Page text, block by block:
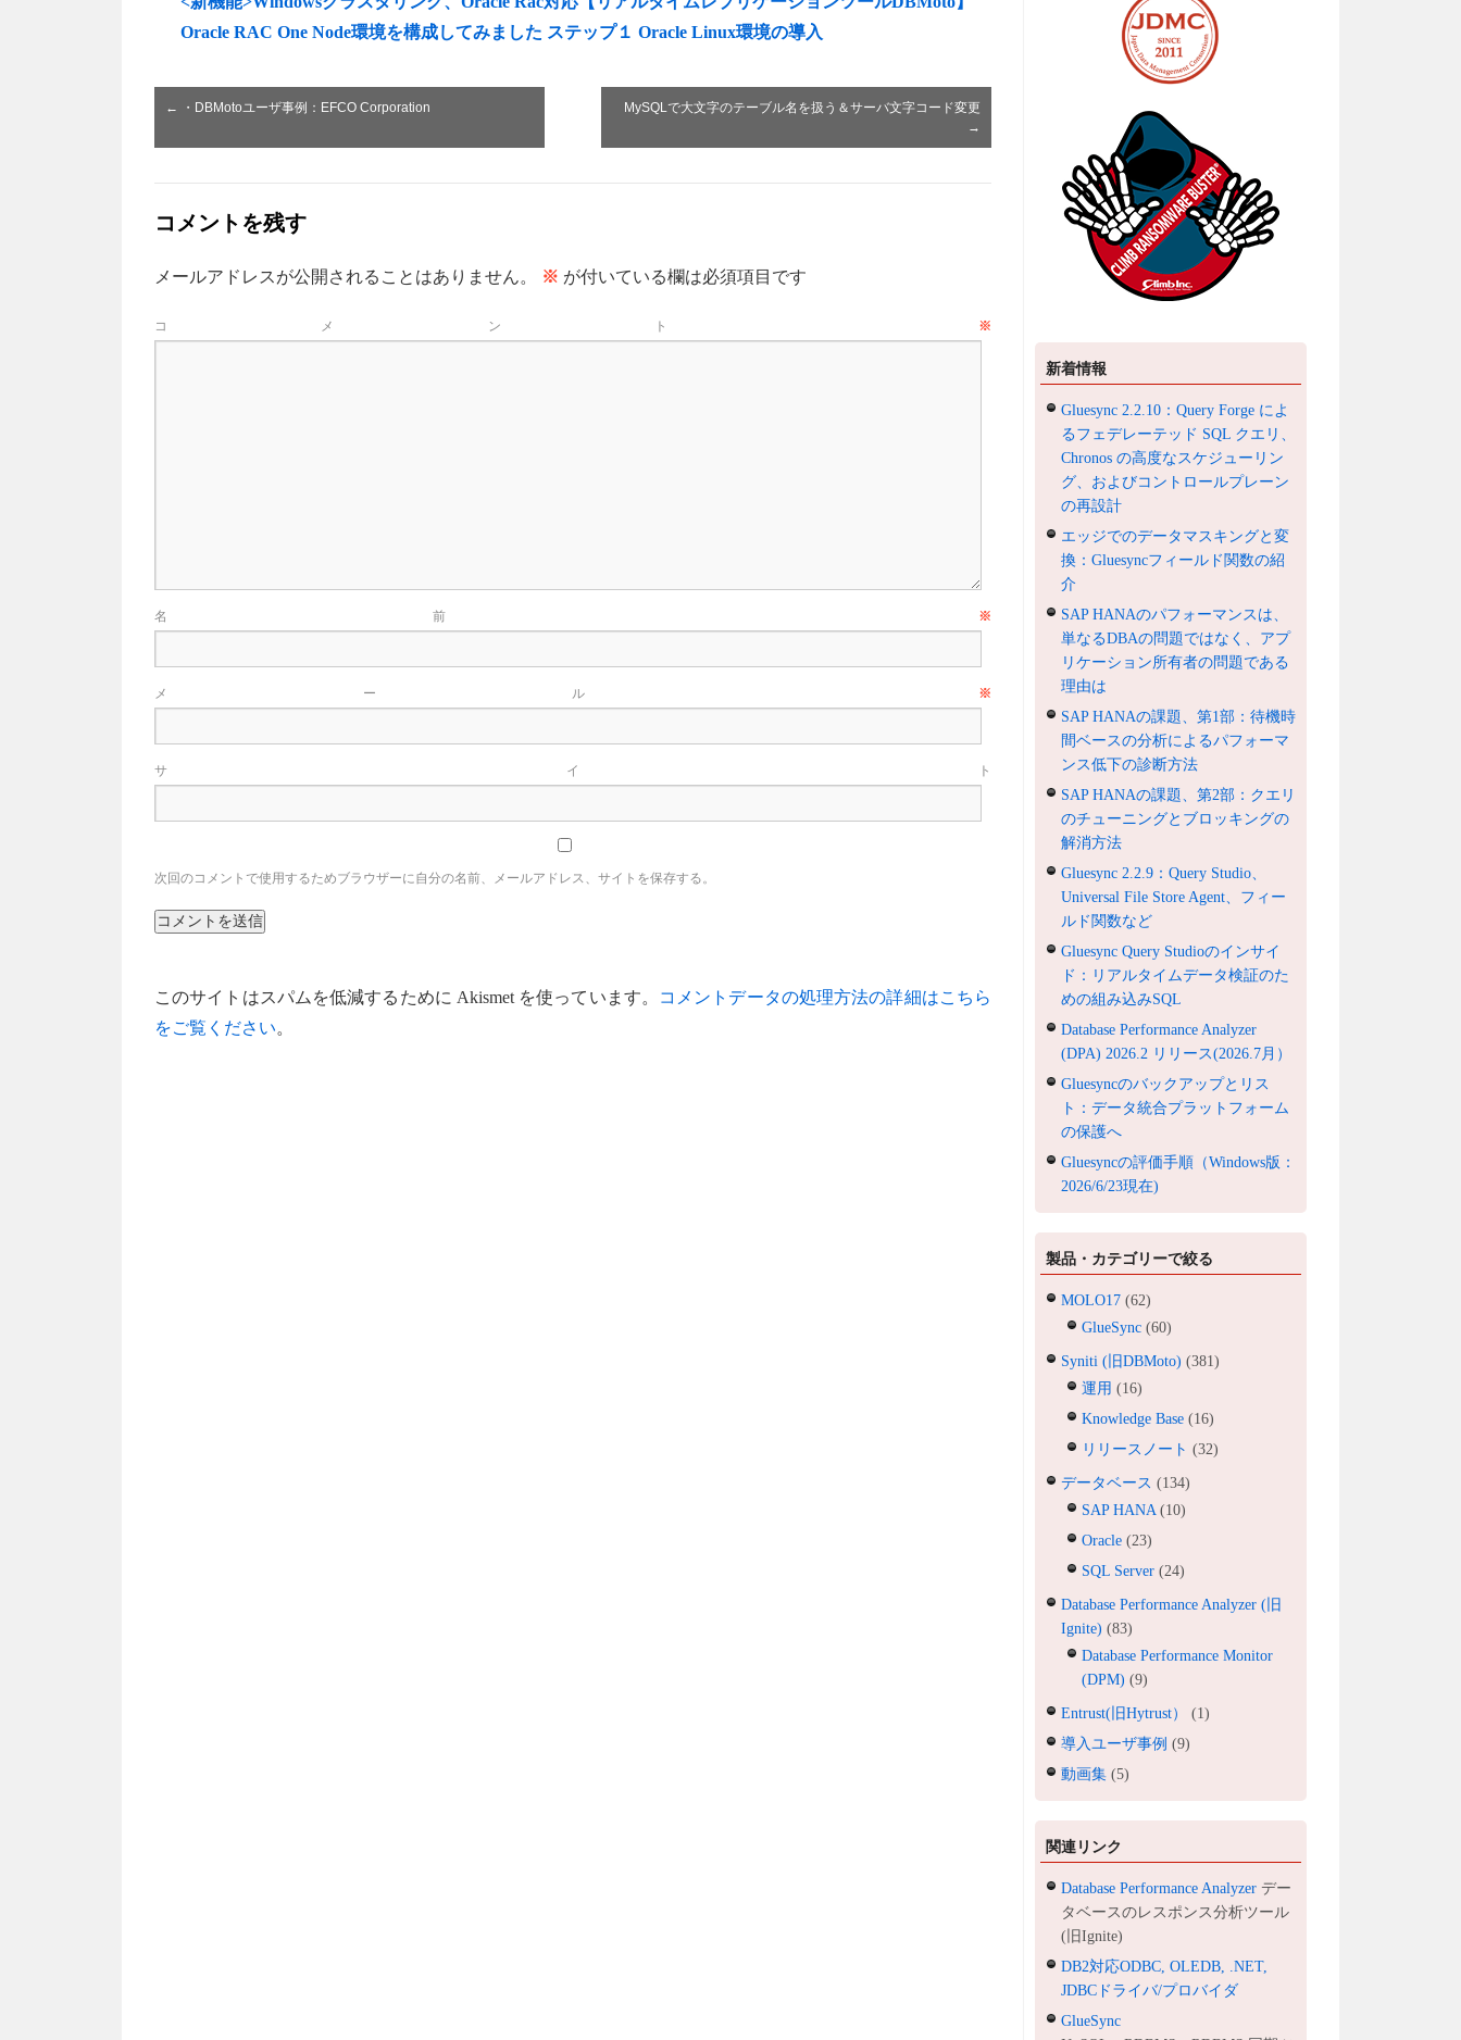
Oracle RAC One Node環境を構成してみました ステップ１ Oracle Linux環境の導入
← ・DBMotoユーザ事例：EFCO Corporation
MySQLで大文字のテーブル名を扱う＆サーバ文字コード変更
→
コメントを残す
メールアドレスが公開されることはありません。 ※ が付いている欄は必須項目です
コメント ※
名前 ※
メール ※
サイト
次回のコメントで使用するためブラウザーに自分の名前、メールアドレス、サイトを保存する。
このサイトはスパムを低減するために Akismet を使っています。
コメントデータの処理方法の詳細はこちら
をご覧ください。
新着情報
Gluesync 2.2.10：Query Forge によ
るフェデレーテッド SQL クエリ、
Chronos の高度なスケジューリン
グ、およびコントロールプレーン
の再設計
エッジでのデータマスキングと変
換：Gluesyncフィールド関数の紹
介
SAP HANAのパフォーマンスは、
単なるDBAの問題ではなく、アプ
リケーション所有者の問題である
理由は
SAP HANAの課題、第1部：待機時
間ベースの分析によるパフォーマ
ンス低下の診断方法
SAP HANAの課題、第2部：クエリ
のチューニングとブロッキングの
解消方法
Gluesync 2.2.9：Query Studio、
Universal File Store Agent、フィー
ルド関数など
Gluesync Query Studioのインサイ
ド：リアルタイムデータ検証のた
めの組み込みSQL
Database Performance Analyzer
(DPA) 2026.2 リリース(2026.7月）
Gluesyncのバックアップとリス
ト：データ統合プラットフォーム
の保護へ
Gluesyncの評価手順（Windows版：
2026/6/23現在)
製品・カテゴリーで絞る
MOLO17 (62)
GlueSync (60)
Syniti (旧DBMoto) (381)
運用 (16)
Knowledge Base (16)
リリースノート (32)
データベース (134)
SAP HANA (10)
Oracle (23)
SQL Server (24)
Database Performance Analyzer (旧
Ignite) (83)
Database Performance Monitor
(DPM) (9)
Entrust(旧Hytrust）
(1)
導入ユーザ事例 (9)
動画集 (5)
関連リンク
Database Performance Analyzer デー
タベースのレスポンス分析ツール
(旧Ignite)
DB2対応ODBC, OLEDB, .NET,
JDBCドライバ/プロバイダ
GlueSync